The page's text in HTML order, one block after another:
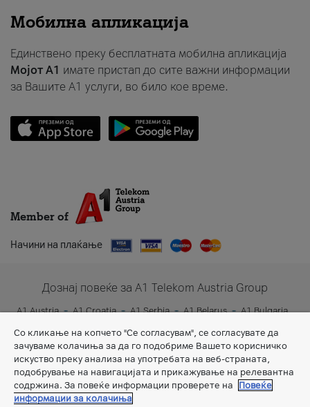
Мобилна апликација
Единствено преку бесплатната мобилна апликација
Мојот A1 имате пристап до сите важни информации
за Вашите A1 услуги, во било кое време.
Member of
Начини на плаќање
Дознај повеќе за A1 Telekom Austria Group
A1 Austria A1 Croatia A1 Serbia A1 Belarus
A1 Bulgaria
A1 Slovenia
A1 Digital
Со кликање на копчето "Се согласувам", се согласувате да
зачуваме колачиња за да го подобриме Вашето корисничко
искуство преку анализа на употребата на веб-страната,
подобрување на навигацијата и прикажување на релевантна
содржина. За повеќе информации проверете на
Повеќе
информации за колачиња